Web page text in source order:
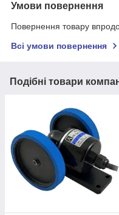
Умови повернення
Повернення товару
Всі умови повернення
Подібні товари